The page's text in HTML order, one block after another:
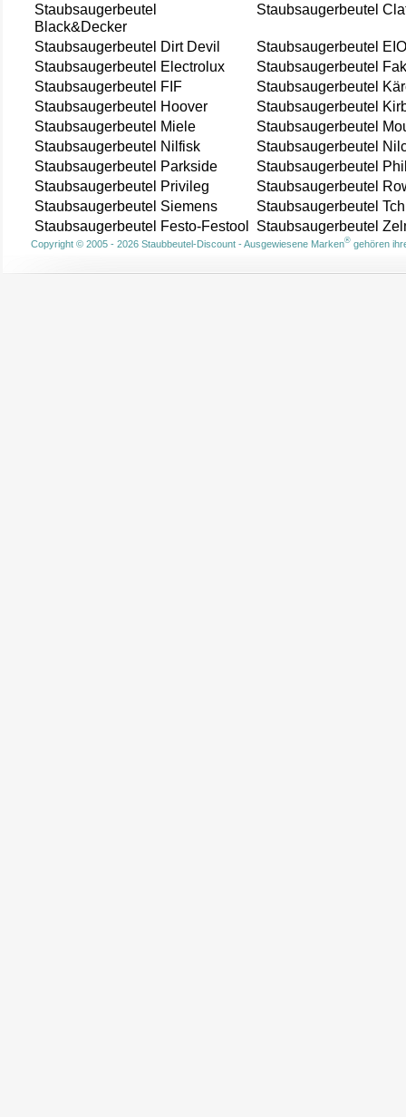
Staubsaugerbeutel
Black&Decker
Staubsaugerbeutel
Staubsaugerbeutel Dirt Devil
Staubsaugerbeutel
Staubsaugerbeutel Electrolux
Staubsaugerbeutel
Staubsaugerbeutel FIF
Staubsaugerbeutel
Staubsaugerbeutel Hoover
Staubsaugerbeutel
Staubsaugerbeutel Miele
Staubsaugerbeutel
Staubsaugerbeutel Nilfisk
Staubsaugerbeutel
Staubsaugerbeutel Parkside
Staubsaugerbeutel
Staubsaugerbeutel Privileg
Staubsaugerbeutel
Staubsaugerbeutel Siemens
Staubsaugerbeutel
Staubsaugerbeutel Festo-Festool
Staubsaugerbeutel
Copyright © 2005 - 2026 Staubbeutel-Discount - Ausgewiesene Marken®gehören